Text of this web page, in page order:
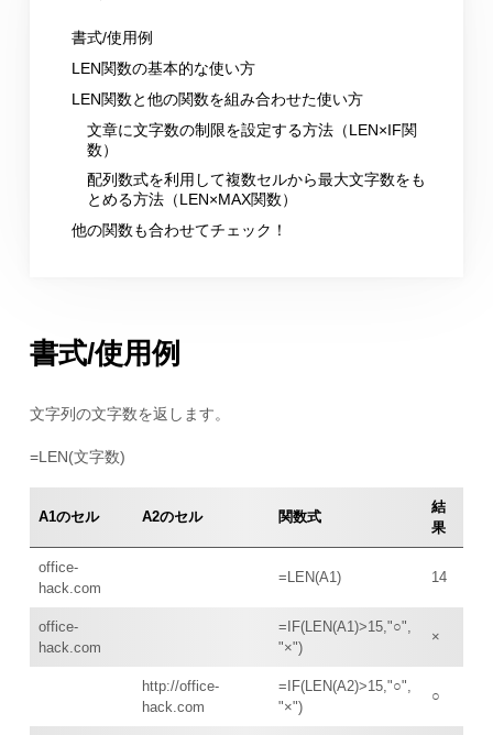
書式/使用例
LEN関数の基本的な使い方
LEN関数と他の関数を組み合わせた使い方
文章に文字数の制限を設定する方法（LEN×IF関
数）
配列数式を利用して複数セルから最大文字数をも
とめる方法（LEN×MAX関数）
他の関数も合わせてチェック！
書式/使用例
文字列の文字数を返します。
=LEN(文字数)
A1のセル A2のセル 関数式
結
果
office-
hack.com
=LEN(A1) 14
office-
hack.com
=IF(LEN(A1)>15,"○",
"×")
×
http://office-
hack.com
=IF(LEN(A2)>15,"○",
"×")
○